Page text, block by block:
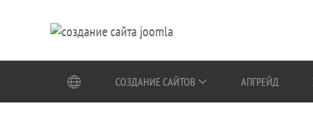
Перейти к содержимому
СОЗДАНИЕ САЙТОВ АПГРЕЙД